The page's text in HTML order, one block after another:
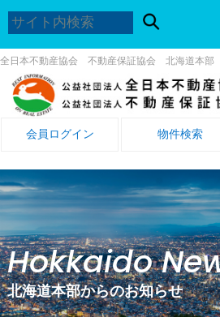
全日本不動産協会 不動産保証協会 北海道本部
会員ログイン 物件検索
Hokkaido
北海道本部からのお知らせ